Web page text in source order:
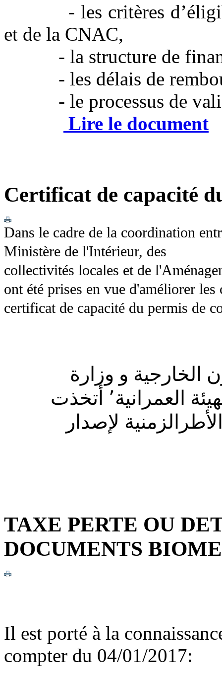
- les critères
et de la CNAC,
- la structure de
- les délais de
- le processus de
Lire le document
Certificat de capacité
Dans le cadre de la coordination
Ministère de l'Intérieur, des
collectivités locales et de
ont été prises en vue d'améliorer
certificat de capacité du permis de
الخارجية و وزارة
الداخلية و الجماعات المحلية و التهيئة العمرانية٬ أتخذت
لإصدار
TAXE PERTE OU
DOCUMENTS
Il est porté à la
compter du 04/01/2017: